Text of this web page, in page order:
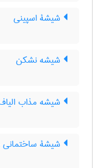
شیشۀ اسپینی
شیشه نشکن
شیشه مذاب
شیشۀ